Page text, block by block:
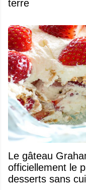
terre
Le gâteau Graham et fraises se mérite
officiellement le
desserts sans